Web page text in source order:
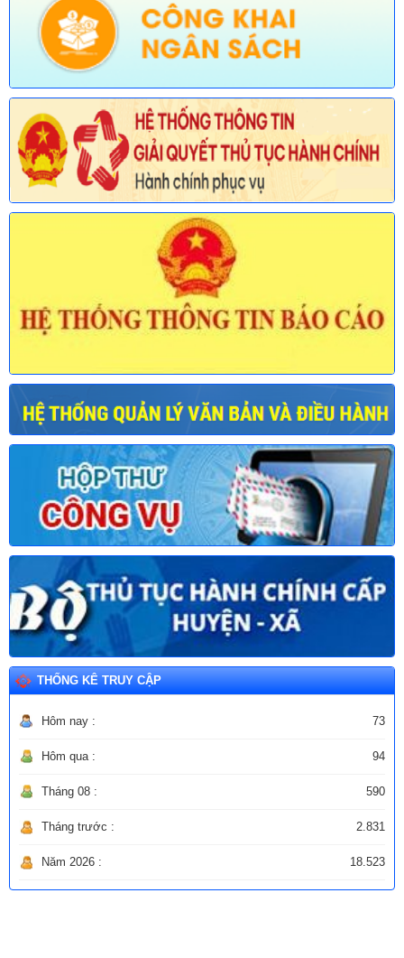
thuộc phạm vi chức năng quản lý của Sở Khoa học và Công
nghệ)
Ngày ban hành: (30/07/2026)
Tên:(Thông báo về việc công bố Danh mục thủ tục hành chính
mới ban hành và bị bãi bỏ lĩnh vực Viên chức thuộc phạm vi
chức năng quản lý của Sở Nội vụ)
Ngày ban hành: (30/07/2026)
THỐNG KÊ TRUY CẬP
Hôm nay : 73
Hôm qua : 94
Tháng 08 : 590
Tháng trước : 2.831
Năm 2026 : 18.523